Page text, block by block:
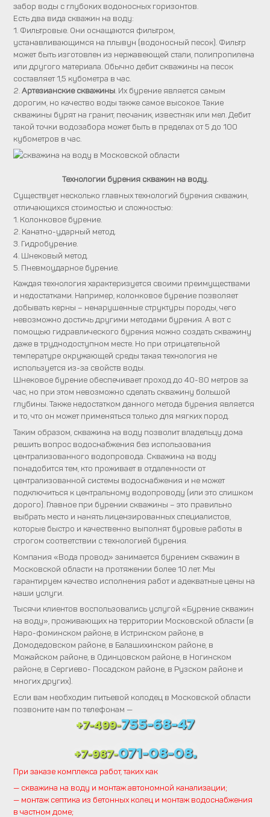
забор воды с глубоких водоносных горизонтов.
Есть два вида скважин на воду:
1. Фильтровые. Они оснащаются фильтром,
устанавливающимся на плывун (водоносный песок). Фильтр
может быть изготовлен из нержавеющей стали, полипропилена
или другого материала. Обычно дебит скважины на песок
составляет 1,5 кубометра в час.
2.Артезианские скважины. Их бурение является самым
дорогим, но качество воды также самое высокое. Такие
скважины бурят на гранит, песчаник, известняк или мел. Дебит
такой точки водозабора может быть в пределах от 5 до 100
кубометров в час.
Технологии бурения скважин на воду.
Существует несколько главных технологий бурения скважин,
отличающихся стоимостью и сложностью:
1. Колонковое бурение.
2. Канатно-ударный метод.
3. Гидробурение.
4. Шнековый метод.
5. Пневмоударное бурение.
Каждая технология характеризуется своими преимуществами
и недостатками. Например, колонковое бурение позволяет
добывать керны – ненарушенные структуры породы, чего
невозможно достичь другими методами бурения. А вот с
помощью гидравлического бурения можно создать скважину
даже в труднодоступном месте. Но при отрицательной
температуре окружающей среды такая технология не
используется из-за свойств воды.
Шнековое бурение обеспечивает проход до 40-80 метров за
час, но при этом невозможно сделать скважину большой
глубины. Также недостатком данного метода бурения является
и то, что он может применяться только для мягких пород.
Таким образом, скважина на воду позволит владельцу дома
решить вопрос водоснабжения без использования
централизованного водопровода. Скважина на воду
понадобится тем, кто проживает в отдаленности от
централизованной системы водоснабжения и не может
подключиться к центральному водопроводу (или это слишком
дорого). Главное при бурении скважины – это правильно
выбрать место и нанять лицензированных специалистов,
которые быстро и качественно выполнят буровые работы в
строгом соответствии с технологией бурения.
Компания «Вода провод» занимается бурением скважин в
Московской области на протяжении более 10 лет. Мы
гарантируем качество исполнения работ и адекватные цены на
наши услуги.
Тысячи клиентов воспользовались услугой «Бурение скважин
на воду», проживающих на территории Московской области (в
Наро-фоминском районе, в Истринском районе, в
Домодедовском районе, в Балашихинском районе, в
Можайском районе, в Одинцовском районе, в Ногинском
районе, в Сергиево- Посадском районе, в Рузском районе и
многих других).
Если вам необходим питьевой колодец в Московской области
позвоните нам по телефонам —
+7-499-755-68-47
+7-987-071-08-08.
При заказе комплекса работ, таких как
— скважина на воду и монтаж автономной канализации;
— монтаж септика из бетонных колец и монтаж водоснабжения
в частном доме;